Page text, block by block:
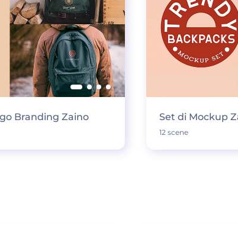
Branding Zaino Set di Mockup
12 scene